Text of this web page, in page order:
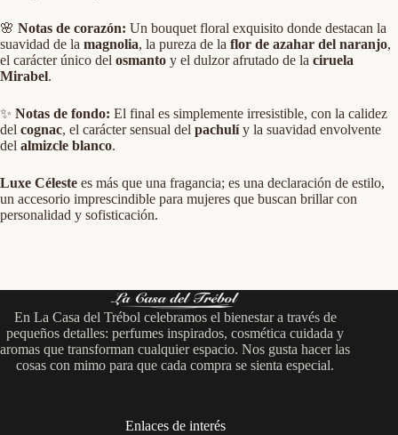
🌸 Notas de corazón: Un bouquet floral exquisito donde destacan la
suavidad de la magnolia, la pureza de la flor de azahar del naranjo,
el carácter único del osmanto y el dulzor afrutado de la ciruela
Mirabel.
✨ Notas de fondo: El final es simplemente irresistible, con la calidez
del cognac, el carácter sensual del pachulíy la suavidad envolvente
del almizcle blanco.
Luxe Céleste es más que una fragancia; es una declaración de estilo,
un accesorio imprescindible para mujeres que buscan brillar con
personalidad y sofisticación.
En La Casa del Trébol celebramos el bienestar a través de
pequeños detalles: perfumes inspirados, cosmética cuidada y
aromas que transforman cualquier espacio. Nos gusta hacer las
cosas con mimo para que cada compra se sienta especial.
Enlaces de interés